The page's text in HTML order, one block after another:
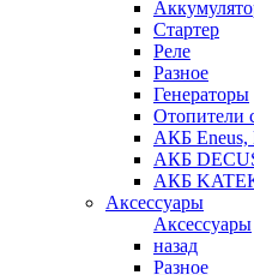
Стартер
Реле
Разное
Генераторы
Отопители
АКБ Eneus,
АКБ
АКБ
Аксессуары
Аксессуары
назад
Разное